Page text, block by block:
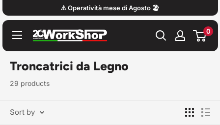
to
content
⚠️ Operatività mese di Agosto 🏖️
Work
Italy
0
Troncatrici da Legno
29 products
Sort by